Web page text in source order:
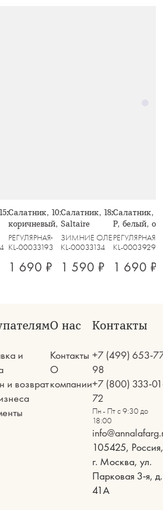
стекло
см, стекло Р, Trill
Салатник, 10х17 см, 1,1 л, стекло Р,
коричневый, Узоры, Galaxy
РЕГУЛЯРНАЯ
KL-00033193
1 690 ₽
Салатник, 18х9 см, 1 л,
Saltaire
ЗИМНИЕ ОЛЕНИ
KL-00033134
1 590 ₽
Салатник,
P, белый,
РЕГУЛЯРНАЯ
KL-00039292
1 690 ₽
и
и возврат
О нас
Контакты
О
компании
Контакты
+7 (499) 653-
98
+7 (800) 333-
72
Пн - Пт с 9:30 до
18:00
105425, Россия,
г. Москва, ул.
Парковая 3-я, д.
41А